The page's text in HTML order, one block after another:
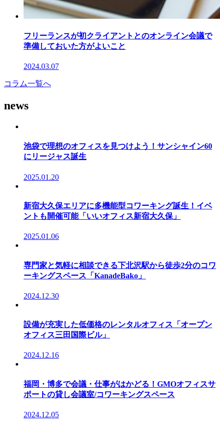
フリーランスが初クライアントとのオンライン会議で
準備しておいた方がよいこと
2024.03.07
コラム一覧へ
news
池袋で理想のオフィスを見つけよう！サンシャイン60
にリージャス誕生
2025.01.20
新宿大久保エリアに多機能型コワーキング誕生！イベ
ントも開催可能「いいオフィス新宿大久保」
2025.01.06
専門家と気軽に相談できる下北沢駅から徒歩2分のコワ
ーキングスペース「KanadeBako」
2024.12.30
設備が充実した低価格のレンタルオフィス「オープン
オフィス三田国際ビル」
2024.12.16
福岡・博多で会議・仕事がはかどる！GMOオフィスサ
ポートの貸し会議室/コワーキングスペース
2024.12.05